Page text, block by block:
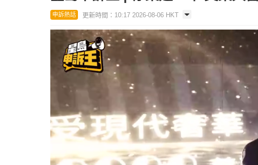
申訴熱話 更新時間：10:17 2026-08-06 HKT